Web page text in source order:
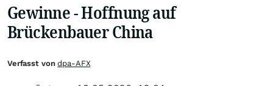
Gewinne - Hoffnung auf
Brückenbauer China
Verfasst vondpa-AFX